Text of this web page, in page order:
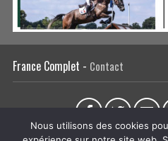
France Complet - Contact
Nous utilisons des cookies